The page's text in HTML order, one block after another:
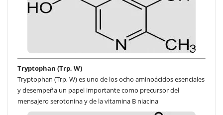
Tryptophan (Trp, W)
Tryptophan (Trp, W) es uno de los ocho aminoácidos esenciales
y desempeña un papel importante como precursor del
mensajero serotonina y de la vitamina B niacina